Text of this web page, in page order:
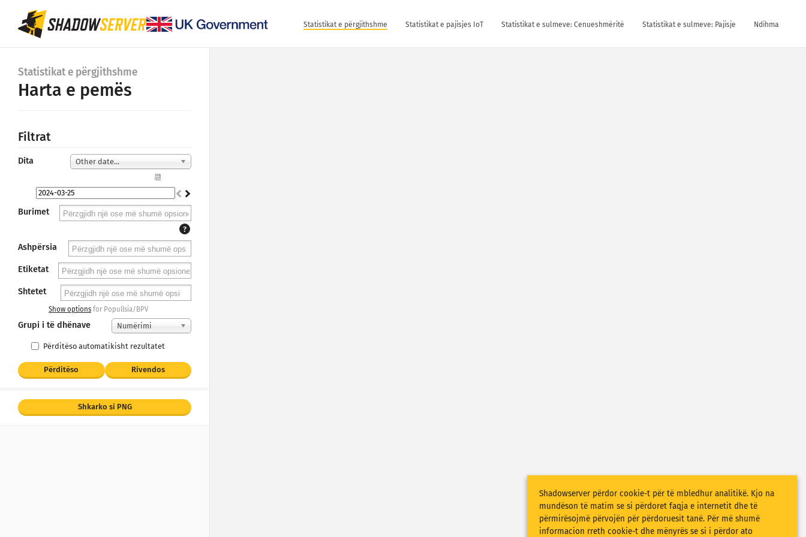
Statistikat e përgjithshme Statistikat e pajisjes IoT Statistikat e sulmeve: Cenueshmëritë Statistikat e sulmeve: Pajisje Ndihma
Statistikat e përgjithshme
Harta e pemës
Filtrat
Dita Other date...
📆
Burimet
?
Ashpërsia
Etiketat
Shtetet
Show options for Popullsia/BPV
Grupi i të dhënave Numërimi
Përditëso automatikisht rezultatet
Përditëso Rivendos
Shkarko si PNG
Shadowserver përdor cookie-t për të mbledhur analitikë. Kjo na
mundëson të matim se si përdoret faqja e internetit dhe të
përmirësojmë përvojën për përdoruesit tanë. Për më shumë
informacion rreth cookie-t dhe mënyrës se si i përdor ato